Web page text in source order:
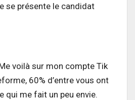
se présente le candidat
voilà sur mon compte Tik
60% d’entre vous ont
qui me fait un peu envie.